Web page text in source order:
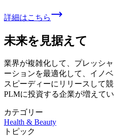
詳細はこちら
未来を見据えて
業界が複雑化して、プレッシ
ーションを最適化して、イノ
スピーディーにリリースして
PLMに投資する企業が増えてい
カテゴリー
Health & Beauty
トピック